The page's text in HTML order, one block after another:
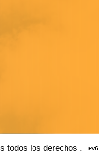
todos los derechos .